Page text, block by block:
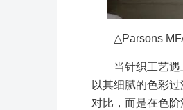
△Parsons
当针织工艺
以其细腻的色彩
对比，而是在色